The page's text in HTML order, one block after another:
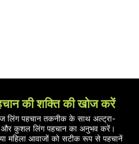
की शक्ति की खोज करें
लिंग पहचान तकनीक के साथ अल्ट्रा-
कुशल लिंग पहचान का अनुभव करें।
महिला आवाजों को सटीक रूप से पहचानें